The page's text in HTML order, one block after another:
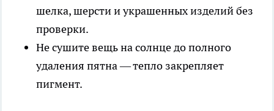
шелка, шерсти и украшенных изделий без
проверки.
Не сушите вещь на солнце до полного
удаления пятна — тепло закрепляет
пигмент.